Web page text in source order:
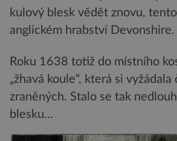
kulový blesk vědět znovu,
anglickém hrabství Devonshire.
Roku 1638 totiž do místního
„žhavá koule“, která si
zraněných. Stalo se tak
blesku…